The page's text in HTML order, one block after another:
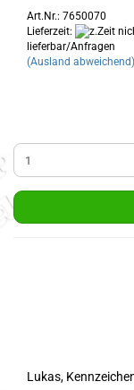
Art.Nr.: 7650070
Lieferzeit:
lieferbar/Anfragen
(Ausland abweichend)
Lukas,